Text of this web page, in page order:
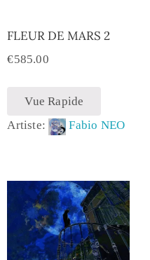
FLEUR DE MARS 2
€585.00
Vue Rapide
Artiste:
Fabio NEO